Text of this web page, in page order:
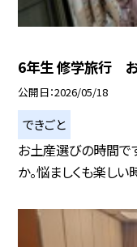
6年生 修学旅行
公開日 2026/05/18
できごと
お土産選びの時間で
か。悩ましくも楽しい